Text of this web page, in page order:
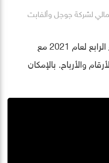
ستَعقد ألفابت جلسة أرباح الربع الرابع لعام 2021 مع
والأرباح. بالإمكان